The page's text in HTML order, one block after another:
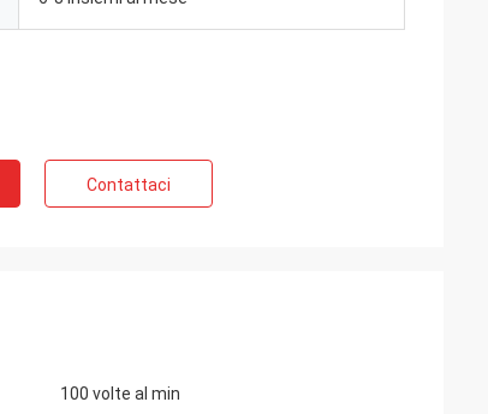
Contattaci
100 volte al min